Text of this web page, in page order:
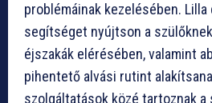
problémáinak kezelésében. Lilla
segítséget nyújtson a
éjszakák elérésében, valamint
pihentető alvási rutint
szolgáltatások közé tartoznak